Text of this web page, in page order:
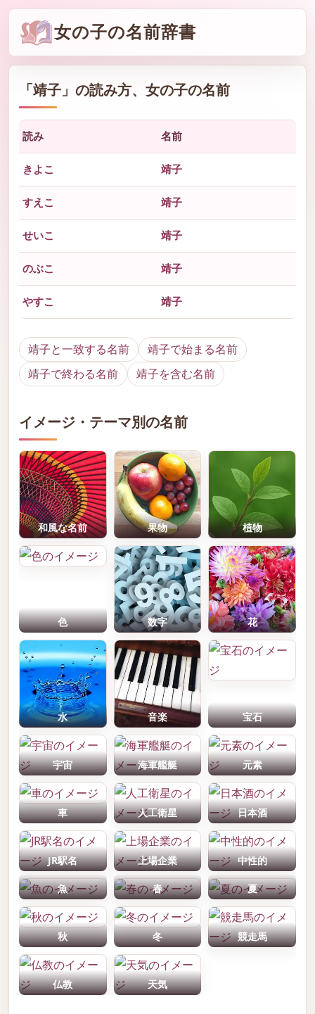
女の子の名前辞書
「靖子 」の読み方、女の子の名前
読み 名前
きよこ 靖子
すえこ 靖子
せいこ 靖子
のぶこ 靖子
やすこ 靖子
靖子と一致する名前
靖子で始まる名前
靖子で終わる名前
靖子を含む名前
イメージ・テーマ別の名前
和風な名前 果物 植物
色 数字 花
水 音楽 宝石
宇宙 海軍艦艇 元素
車 人工衛星 日本酒
JR駅名 上場企業 中性的
魚 春 夏
秋 冬 競走馬
仏教 天気